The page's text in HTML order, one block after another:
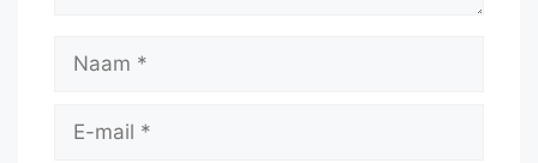
Naam